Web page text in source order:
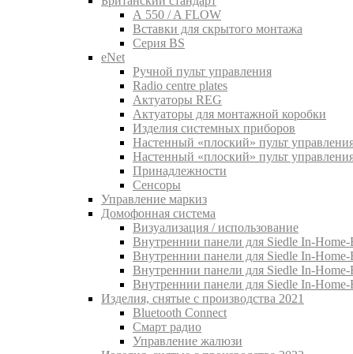
A 550 / A FLOW
Вставки для скрытого монтажа
Серия BS
eNet
Pучной пульт управления
Radio centre plates
Актуаторы REG
Актуаторы для монтажной коробки
Изделия системных приборов
Настенный «плоский» пульт
Настенный «плоский» пульт
Принадлежности
Сенсоры
Управление маркиз
Домофонная система
Визуализация / использование
Внутреннии панели для Siedle In-
Внутреннии панели для Siedle In-Home-
Внутреннии панели для Siedle In-Home-
Внутреннии панели для Siedle In-Home-
Изделия, снятые с производства 2021
Bluetooth Connect
Смарт радио
Управление жалюзи